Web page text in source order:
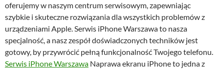
oferujemy w naszym centrum serwisowym, zapewniając
szybkie i skuteczne rozwiązania dla wszystkich problemów z
urządzeniami Apple. Serwis iPhone Warszawa to nasza
specjalność, a nasz zespół doświadczonych techników jest
gotowy, by przywrócić pełną funkcjonalność Twojego telefonu.
Serwis iPhone Warszawa Naprawa ekranu iPhone to jedna z